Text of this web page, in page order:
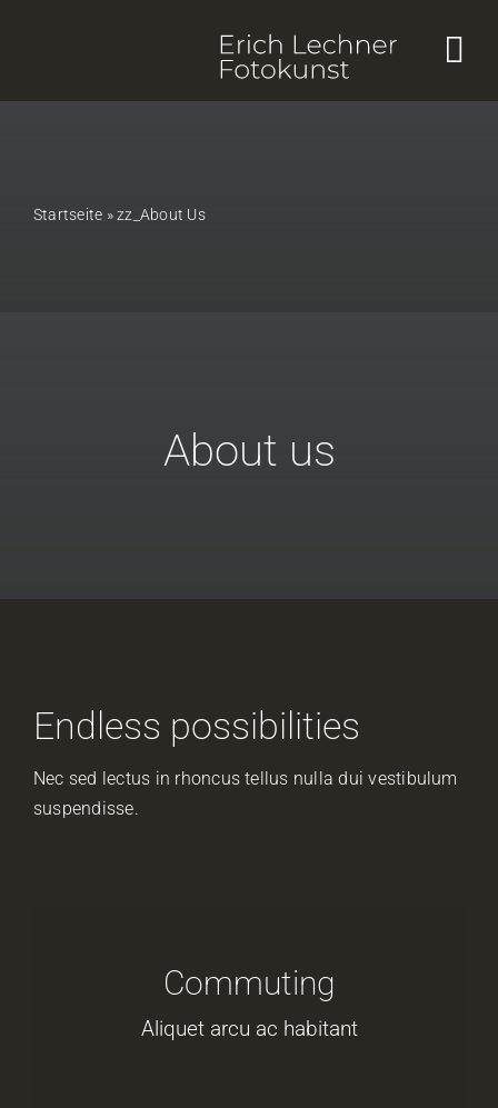
Startseite »zz_About Us
About us
Endless possibilities
Nec sed lectus in rhoncus tellus nulla dui vestibulum
suspendisse.
Commuting
Aliquet arcu ac habitant